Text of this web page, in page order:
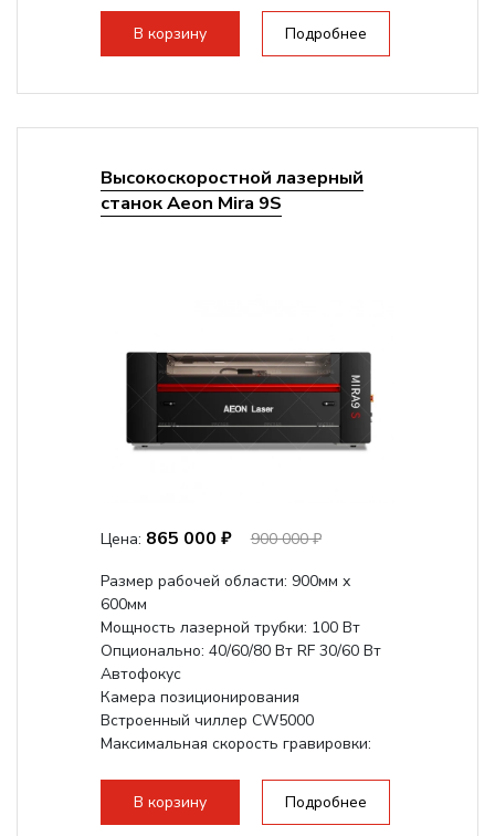
В корзину Подробнее
Высокоскоростной лазерный
станок Aeon Mira 9S
Цена: 865 000 ₽
900 000 ₽
Размер рабочей области: 900мм х
600мм
Мощность лазерной трубки: 100 Вт
Опционально: 40/60/80 Вт RF 30/60 Вт
Автофокус
Камера позиционирования
Встроенный чиллер CW5000
Максимальная скорость гравировки:
В корзину Подробнее